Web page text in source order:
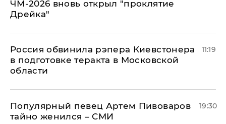
ЧМ-2026 вновь открыл "проклятие
Дрейка"
Россия обвинила рэпера Киевстонера
в подготовке теракта в Московской
области
11:19
Популярный певец Артем Пивоваров
тайно женился – СМИ
19:30